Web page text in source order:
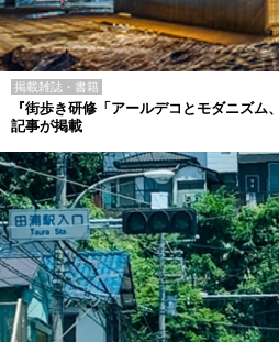
掲載雑誌・書籍
『街歩き研修「アールデコとモダニズム
記事が掲載